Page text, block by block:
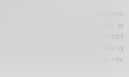
inoltre presso il consultorio
stati svolti due incontri rivolti ai
del corretto trasporto dei bambini
sistemi di ritenuta al fine di
tragicamente spezzate le vite